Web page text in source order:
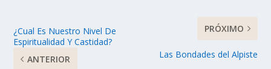
¿Cual Es Nuestro Nivel De
Espiritualidad Y Castidad?
ANTERIOR
PRÓXIMO
Las Bondades del Alpiste